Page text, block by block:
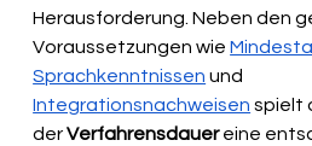
Herausforderung. Neben den
Voraussetzungen wie
Sprachkenntnissen und
Integrationsnachweisen spielt
der Verfahrensdauer eine